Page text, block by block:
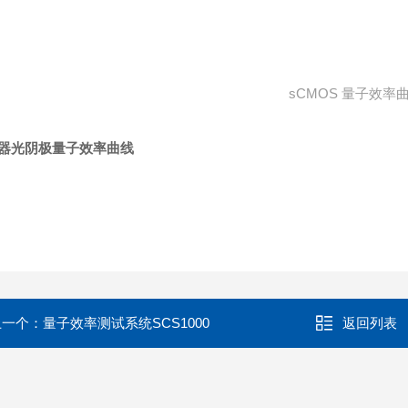
sCMOS 量子效率
光阴极量子效率曲线
个：量子效率测试系统SCS1000 返回列表